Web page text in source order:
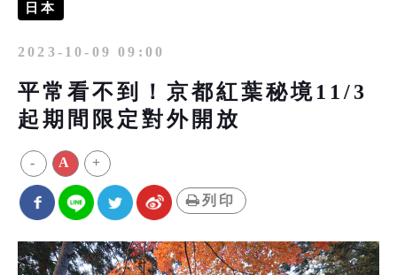
日本
2023-10-09 09:00
平常看不到！京都紅葉秘境11/3
起期間限定對外開放
- A +
列印